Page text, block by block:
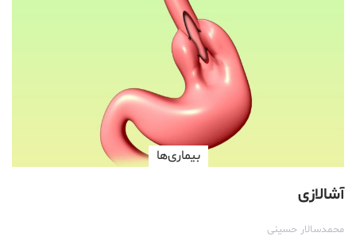
بیماری‌ها
آشالازی
محمد‌سالار حسینی